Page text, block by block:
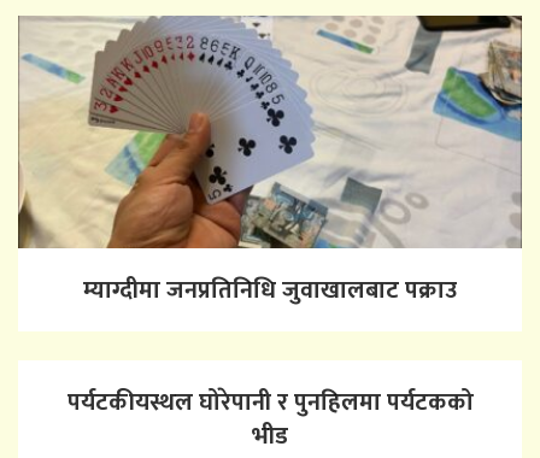
म्याग्दीमा जनप्रतिनिधि जुवाखालबाट पक्राउ
पर्यटकीयस्थल घोरेपानी र पुनहिलमा पर्यटकको
भीड